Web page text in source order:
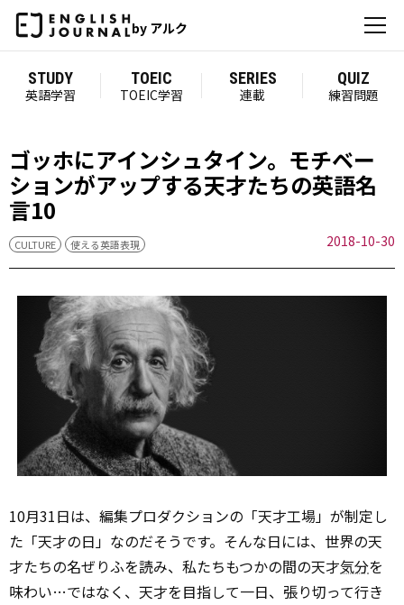
by アルク
STUDY
英語学習
TOEIC
TOEIC学習
SERIES
連載
QUIZ
練習問題
ゴッホにアインシュタイン。モチベー
ションがアップする天才たちの英語名
言10
CULTURE 使える英語表現 2018-10-30
10月31日は、編集プロダクションの「天才工場」が制定し
た「天才の日」なのだそうです。そんな日には、世界の天
才たちの名ぜりふを読み、私たちもつかの間の天才気分を
味わい…ではなく、天才を目指して一日、張り切って行き